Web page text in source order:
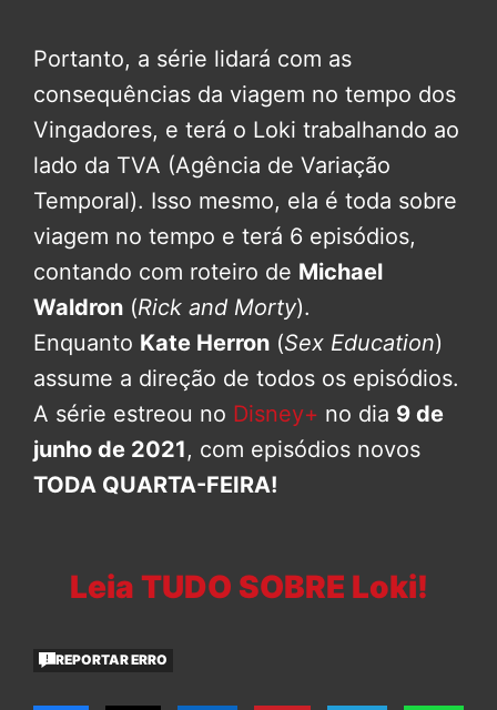
Portanto, a série lidará com as
consequências da viagem no tempo dos
Vingadores, e terá o Loki trabalhando ao
lado da TVA (Agência de Variação
Temporal). Isso mesmo, ela é toda sobre
viagem no tempo e terá 6 episódios,
contando com roteiro de Michael
Waldron (Rick and Morty).
Enquanto Kate Herron (Sex Education)
assume a direção de todos os episódios.
A série estreou no Disney+ no dia 9 de
junho de 2021, com episódios novos
TODA QUARTA-FEIRA!
Leia TUDO SOBRE Loki!
REPORTAR ERRO